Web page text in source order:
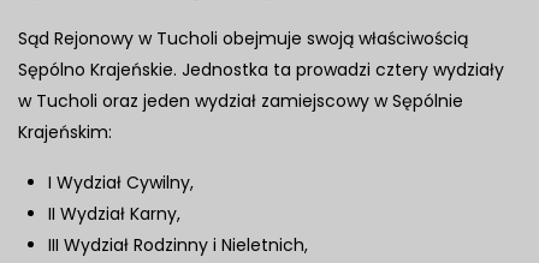
Sąd Rejonowy w Tucholi obejmuje swoją właściwością
Sępólno Krajeńskie. Jednostka ta prowadzi cztery wydziały
w Tucholi oraz jeden wydział zamiejscowy w Sępólnie
Krajeńskim:
I Wydział Cywilny,
II Wydział Karny,
III Wydział Rodzinny i Nieletnich,